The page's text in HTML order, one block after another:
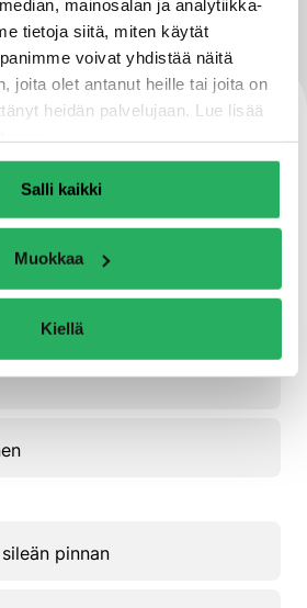
mainosalan ja analytiikka-
tietoja siitä, miten käytät
voivat yhdistää näitä
joita olet antanut heille tai joita on
heidän palvelujaan. Lue lisää
Salli kaikki
Muokkaa
Kiellä
pinnan